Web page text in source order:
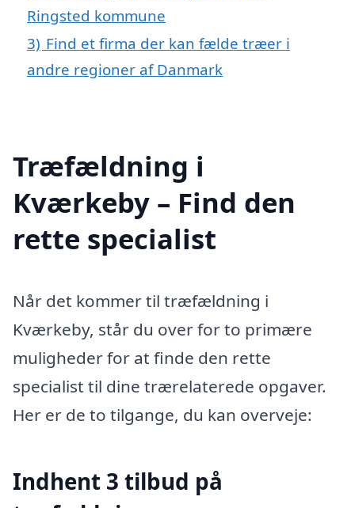
Ringsted kommune
3) Find et firma der kan fælde træer i
andre regioner af Danmark
Træfældning i
Kværkeby – Find den
rette specialist
Når det kommer til træfældning i
Kværkeby, står du over for to primære
muligheder for at finde den rette
specialist til dine trærelaterede opgaver.
Her er de to tilgange, du kan overveje:
Indhent 3 tilbud på